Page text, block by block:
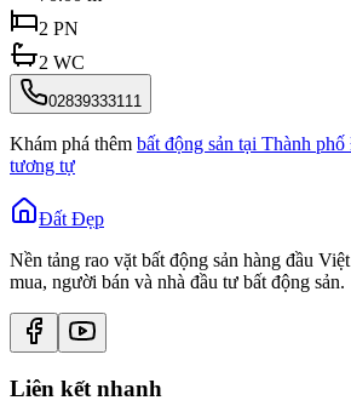
2 PN
2 WC
02839333111
Khám phá thêm bất động sản tại Thành
tương tự
Đất Đẹp
Nền tảng rao vặt bất động sản hàng đầu
mua, người bán và nhà đầu tư bất động sản.
Liên kết nhanh